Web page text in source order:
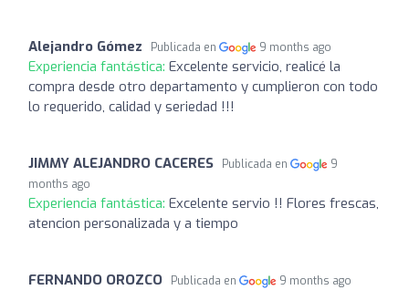
Alejandro Gómez Publicada en 9 months ago
Experiencia fantástica: Excelente servicio, realicé la
compra desde otro departamento y cumplieron con todo
lo requerido, calidad y seriedad !!!
JIMMY ALEJANDRO CACERES Publicada en
9
months ago
Experiencia fantástica: Excelente servio !! Flores frescas,
atencion personalizada y a tiempo
FERNANDO OROZCO Publicada en 9 months ago